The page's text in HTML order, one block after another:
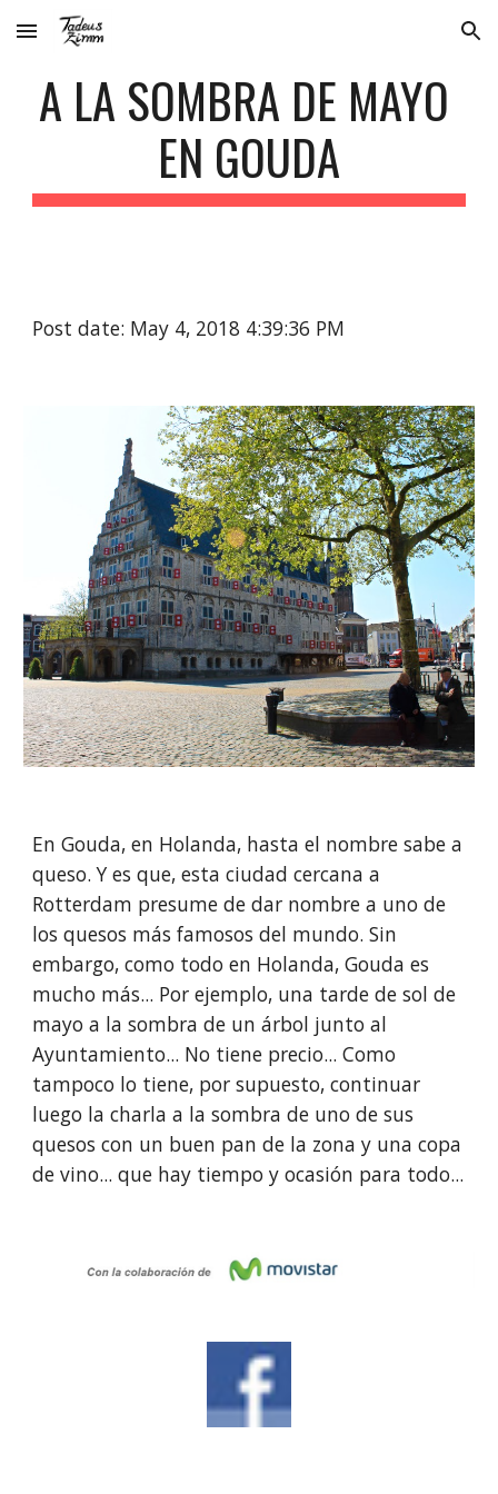
Skip to main content Skip to navigation
A LA SOMBRA DE MAYO
EN GOUDA
Post date: May 4, 2018 4:39:36 PM
En Gouda, en Holanda, hasta el nombre sabe a
queso. Y es que, esta ciudad cercana a
Rotterdam presume de dar nombre a uno de
los quesos más famosos del mundo. Sin
embargo, como todo en Holanda, Gouda es
mucho más... Por ejemplo, una tarde de sol de
mayo a la sombra de un árbol junto al
Ayuntamiento... No tiene precio... Como
tampoco lo tiene, por supuesto, continuar
luego la charla a la sombra de uno de sus
quesos con un buen pan de la zona y una copa
de vino... que hay tiempo y ocasión para todo...